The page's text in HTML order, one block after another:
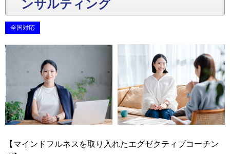
ンサルティング
全国対応
【マインドフルネスを取り入れたエグゼクティブコーチン